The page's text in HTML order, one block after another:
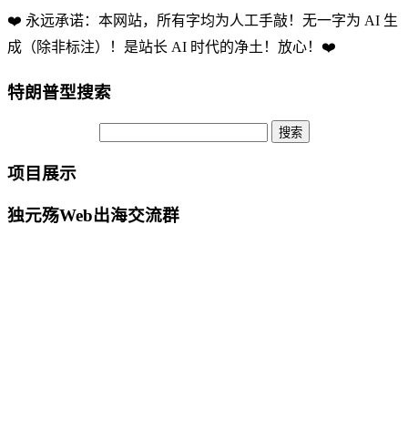
❤️ 永远承诺：本网站，所有字均为人工手敲！无一字为 AI 生
成（除非标注）！是站长 AI 时代的净土！放心！❤️
特朗普型搜索
项目展示
独元殇Web出海交流群